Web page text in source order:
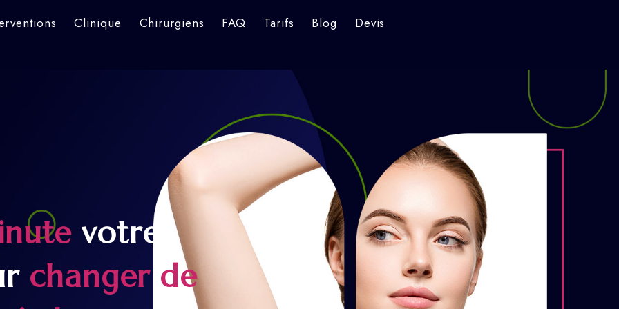
Clinique Chirurgiens FAQ Tarifs Blog Devis
votre
changer de